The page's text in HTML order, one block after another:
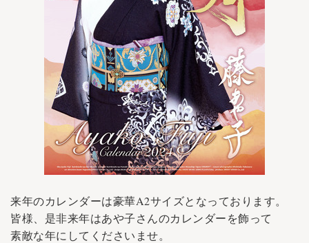
来年のカレンダーは豪華A2サイズとなっております。
皆様、是非来年はあや子さんのカレンダーを飾って
素敵な年にしてくださいませ。